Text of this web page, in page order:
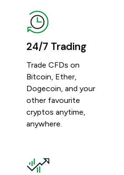
24/7 Trading
Trade CFDs on
Bitcoin, Ether,
Dogecoin, and your
other favourite
cryptos anytime,
anywhere.